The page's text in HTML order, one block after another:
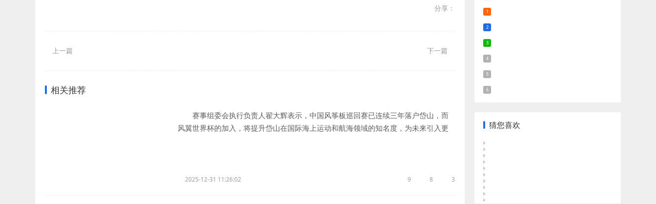
分享：
上一篇 下一篇
相关推荐
赛事组委会执行负责人翟大辉表示，中国风筝板巡回赛已连续三年落户岱山，而
风翼世界杯的加入，将提升岱山在国际海上运动和航海领域的知名度，为未来引入更
2025-12-31 11:26:02 9 8 3
猜您喜欢